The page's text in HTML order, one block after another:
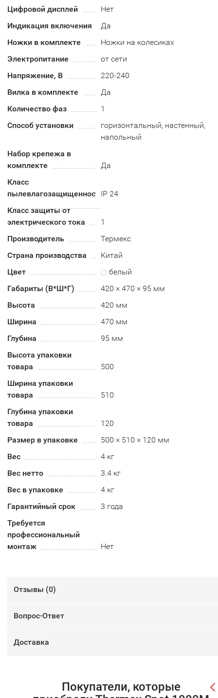
Цифровой дисплей
Нет
Индикация включения
Да
Ножки в комплекте
Ножки на колесиках
Электропитание
от сети
Напряжение, В
220-240
Вилка в комплекте
Да
Количество фаз
1
Способ установки
горизонтальный, настенный,
напольный
Набор крепежа в
комплекте
Да
Класс
пылевлагозащищенностиIP 24
Класс защиты от
электрического тока
1
Производитель
Термекс
Страна производства
Китай
Цвет
белый
Габариты (В*Ш*Г)
420 × 470 × 95 мм
Высота
420 мм
Ширина
470 мм
Глубина
95 мм
Высота упаковки
товара
500
Ширина упаковки
товара
510
Глубина упаковки
товара
120
Размер в упаковке
500 × 510 × 120 мм
Вес
4 кг
Вес нетто
3.4 кг
Вес в упаковке
4 кг
Гарантийный срок
3 года
Требуется
профессиональный
монтаж
Нет
Отзывы (0)
Вопрос-Ответ
Доставка
Покупатели, которые